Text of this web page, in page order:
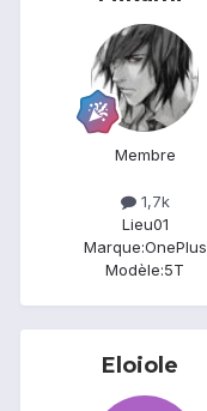
Membre
1,7k
Lieu01
Marque:OnePlus
Modèle:5T
Eloiole